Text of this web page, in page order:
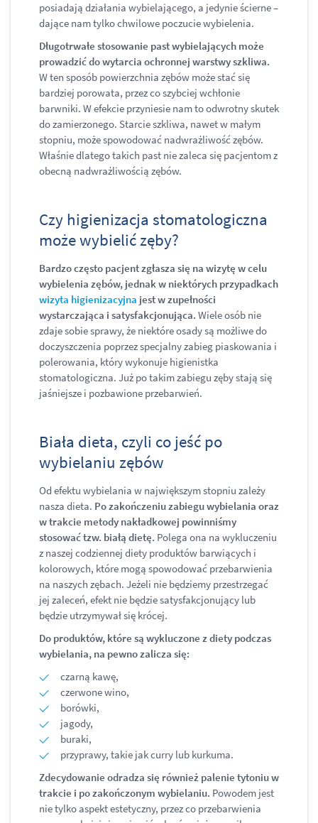
posiadają działania wybielającego, a jedynie ścierne –
dające nam tylko chwilowe poczucie wybielenia.
Długotrwałe stosowanie past wybielających może
prowadzić do wytarcia ochronnej warstwy szkliwa.
W ten sposób powierzchnia zębów może stać się
bardziej porowata, przez co szybciej wchłonie
barwniki. W efekcie przyniesie nam to odwrotny skutek
do zamierzonego. Starcie szkliwa, nawet w małym
stopniu, może spowodować nadwrażliwość zębów.
Właśnie dlatego takich past nie zaleca się pacjentom z
obecną nadwrażliwością zębów.
Czy higienizacja stomatologiczna
może wybielić zęby?
Bardzo często pacjent zgłasza się na wizytę w celu
wybielenia zębów, jednak w niektórych przypadkach
wizyta higienizacyjna jest w zupełności
wystarczająca i satysfakcjonująca. Wiele osób nie
zdaje sobie sprawy, że niektóre osady są możliwe do
doczyszczenia poprzez specjalny zabieg piaskowania i
polerowania, który wykonuje higienistka
stomatologiczna. Już po takim zabiegu zęby stają się
jaśniejsze i pozbawione przebarwień.
Biała dieta, czyli co jeść po
wybielaniu zębów
Od efektu wybielania w największym stopniu zależy
nasza dieta. Po zakończeniu zabiegu wybielania oraz
w trakcie metody nakładkowej powinniśmy
stosować tzw. białą dietę. Polega ona na wykluczeniu
z naszej codziennej diety produktów barwiących i
kolorowych, które mogą spowodować przebarwienia
na naszych zębach. Jeżeli nie będziemy przestrzegać
jej zaleceń, efekt nie będzie satysfakcjonujący lub
będzie utrzymywał się krócej.
Do produktów, które są wykluczone z diety podczas
wybielania, na pewno zalicza się:
czarną kawę,
czerwone wino,
borówki,
jagody,
buraki,
przyprawy, takie jak curry lub kurkuma.
Zdecydowanie odradza się również palenie tytoniu w
trakcie i po zakończonym wybielaniu. Powodem jest
nie tylko aspekt estetyczny, przez co przebarwienia